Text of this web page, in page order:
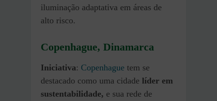
iluminação adaptativa em áreas de
alto risco.
Copenhague, Dinamarca
Iniciativa: Copenhague tem se
destacado como uma cidade líder em
sustentabilidade, e sua rede de